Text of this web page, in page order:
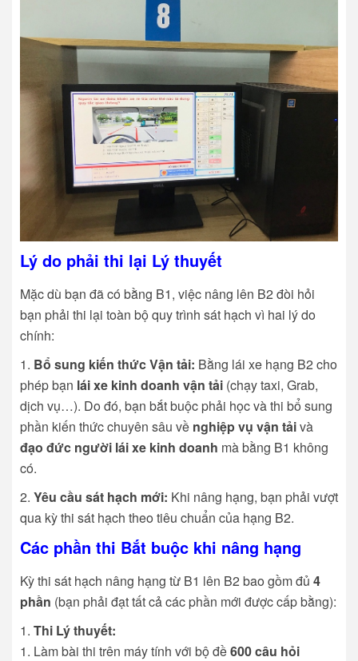
Lý do phải thi lại Lý thuyết
Mặc dù bạn đã có bằng B1, việc nâng lên B2 đòi hỏi
bạn phải thi lại toàn bộ quy trình sát hạch vì hai lý do
chính:
Bổ sung kiến thức Vận tải: Bằng lái xe hạng B2 cho
phép bạn lái xe kinh doanh vận tải (chạy taxi, Grab,
dịch vụ…). Do đó, bạn bắt buộc phải học và thi bổ sung
phần kiến thức chuyên sâu về nghiệp vụ vận tảivà
đạo đức người lái xe kinh doanh mà bằng B1 không
có.
Yêu cầu sát hạch mới: Khi nâng hạng, bạn phải vượt
qua kỳ thi sát hạch theo tiêu chuẩn của hạng B2.
Các phần thi Bắt buộc khi nâng hạng
Kỳ thi sát hạch nâng hạng từ B1 lên B2 bao gồm đủ 4
phần (bạn phải đạt tất cả các phần mới được cấp bằng):
Thi Lý thuyết:
Làm bài thi trên máy tính với bộ đề600 câu hỏi